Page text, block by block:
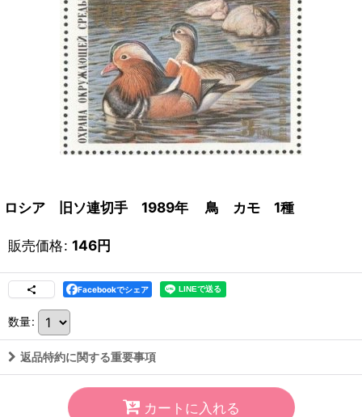
ロシア 旧ソ連切手 1989年 鳥 カモ 1種
販売価格: 146円
Facebookでシェア
数量:
返品特約に関する重要事項
カートに入れる